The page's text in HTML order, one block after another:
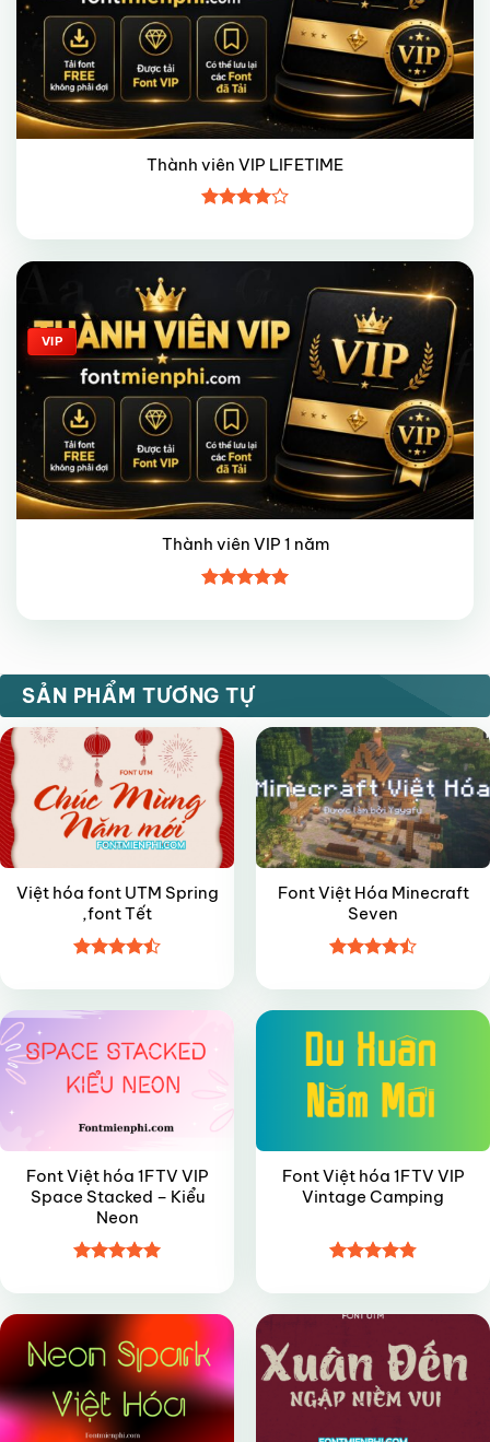
Thành viên VIP LIFETIME
xếp hạng
45 sao
Giảm giá!
VIP
Thành viên VIP 1 năm
hạng55
SẢN PHẨM TƯƠNG TỰ
VIP
Việt hóa font UTM Spring
,font Tết
hạng4.45
5 sao
Font Việt Hóa Minecraft
Seven
hạng4.5
5 sao
Font Việt hóa 1FTV VIP
Space Stacked – Kiểu
Neon
hạng55
sao
Font Việt hóa 1FTV VIP
Vintage Camping
hạng4.85
sao